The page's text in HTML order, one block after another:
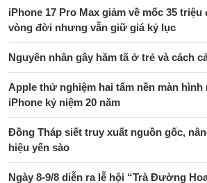
iPhone 17 Pro Max giảm về mốc 35
vòng đời nhưng vẫn giữ giá kỷ lục
Nguyên nhân gây hăm tã ở trẻ và cách
Apple thử nghiệm hai tấm nền màn
iPhone kỷ niệm 20 năm
Đồng Tháp siết truy xuất nguồn gốc,
hiệu yến sào
Ngày 8-9/8 diễn ra lễ hội “Trà Đường